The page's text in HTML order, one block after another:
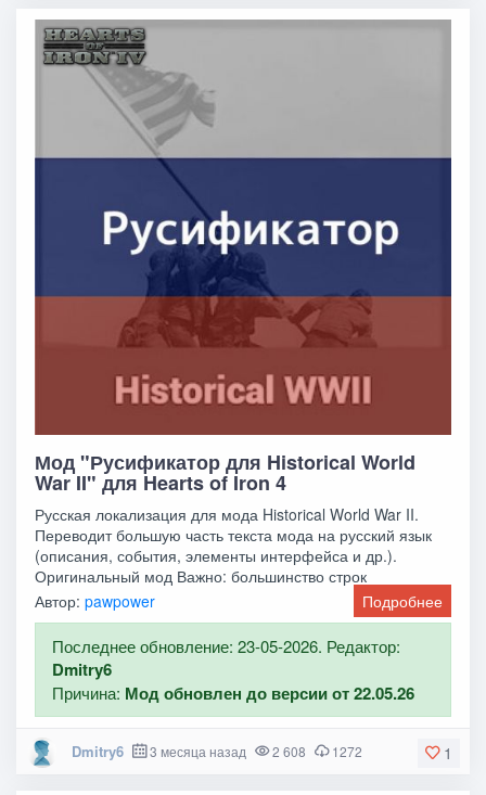
Мод "Русификатор для Historical World
War II" для Hearts of Iron 4
Русская локализация для мода Historical World War II.
Переводит большую часть текста мода на русский язык
(описания, события, элементы интерфейса и др.).
Оригинальный мод Важно: большинство строк
Автор:pawpower Подробнее
Последнее обновление: 23-05-2026. Редактор:
Dmitry6
Причина: Мод обновлен до версии от 22.05.26
1
Dmitry6 3 месяца назад 2 608 1272